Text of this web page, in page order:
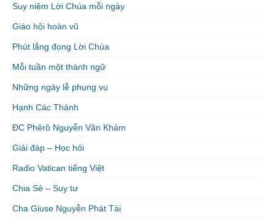
Suy niệm Lời Chúa mỗi ngày
Giáo hội hoàn vũ
Phút lắng đọng Lời Chúa
Mỗi tuần một thành ngữ
Những ngày lễ phụng vụ
Hạnh Các Thánh
ĐC Phêrô Nguyễn Văn Khảm
Giải đáp – Học hỏi
Radio Vatican tiếng Việt
Chia Sẻ – Suy tư
Cha Giuse Nguyễn Phát Tài